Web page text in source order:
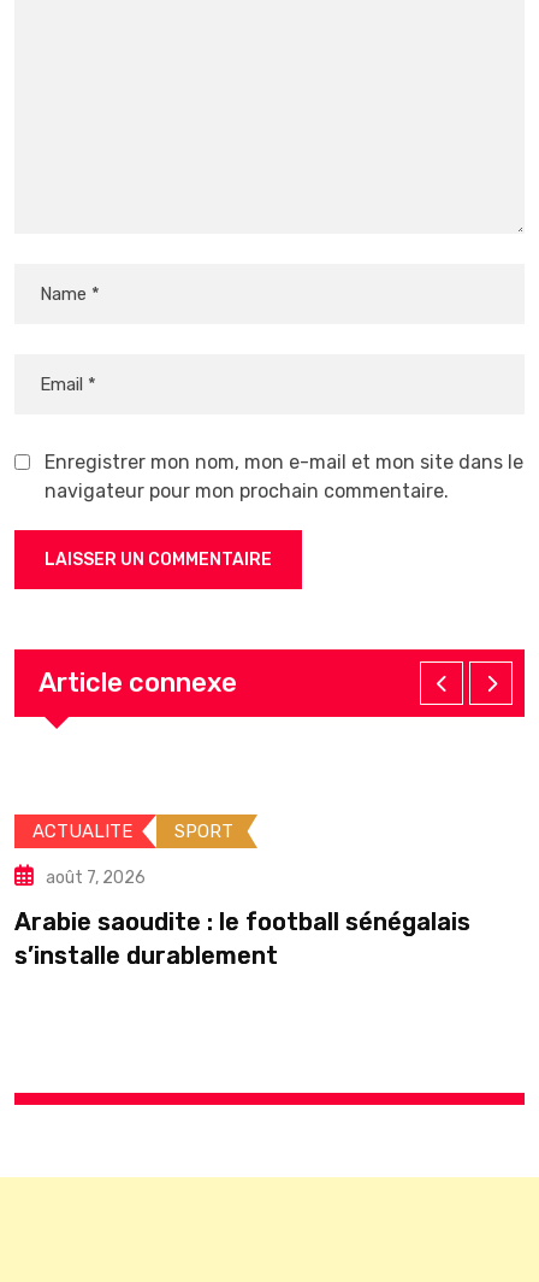
Enregistrer mon nom, mon e-mail et mon site dans le
navigateur pour mon prochain commentaire.
Article connexe
ACTUALITE SPORT
août 7, 2026
Arabie saoudite : le football sénégalais
s’installe durablement